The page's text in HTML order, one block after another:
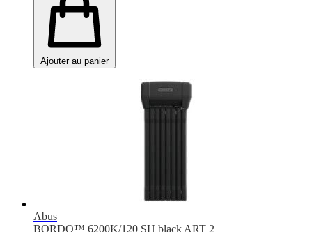
Ajouter au panier
Abus
BORDO™ 6200K/120 SH black ART 2